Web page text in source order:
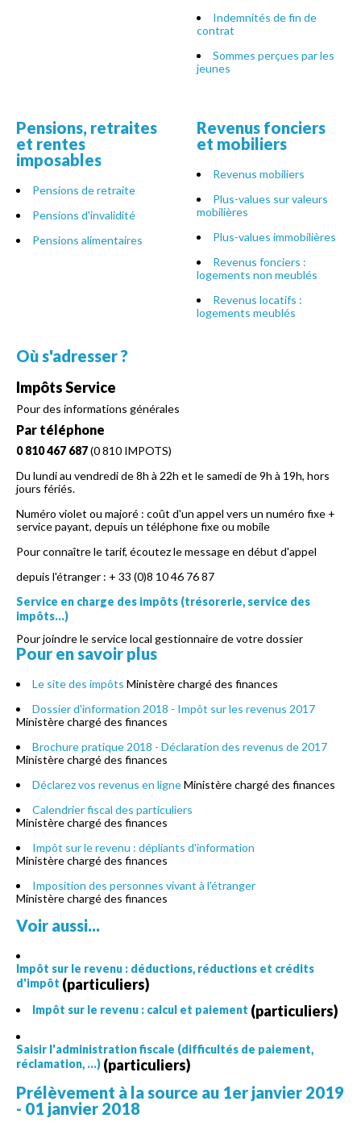
Indemnités de fin de
contrat
Sommes perçues par les
jeunes
Pensions, retraites
et rentes
imposables
Pensions de retraite
Pensions d'invalidité
Pensions alimentaires
Revenus fonciers
et mobiliers
Revenus mobiliers
Plus-values sur valeurs
mobilières
Plus-values immobilières
Revenus fonciers :
logements non meublés
Revenus locatifs :
logements meublés
Où s'adresser ?
Impôts Service
Pour des informations générales
Par téléphone
0 810 467 687(0 810 IMPOTS)
Du lundi au vendredi de 8h à 22h et le samedi de 9h à 19h, hors
jours fériés.
Numéro violet ou majoré : coût d'un appel vers un numéro fixe +
service payant, depuis un téléphone fixe ou mobile
Pour connaître le tarif, écoutez le message en début d'appel
depuis l'étranger : + 33 (0)8 10 46 76 87
Service en charge des impôts (trésorerie, service des
impôts...)
Pour joindre le service local gestionnaire de votre dossier
Pour en savoir plus
Le site des impôts Ministère chargé des finances
Dossier d'information 2018 - Impôt sur les revenus 2017
Ministère chargé des finances
Brochure pratique 2018 - Déclaration des revenus de 2017
Ministère chargé des finances
Déclarez vos revenus en ligneMinistère chargé des finances
Calendrier fiscal des particuliers
Ministère chargé des finances
Impôt sur le revenu : dépliants d'information
Ministère chargé des finances
Imposition des personnes vivant à l'étranger
Ministère chargé des finances
Voir aussi...
Impôt sur le revenu : déductions, réductions et crédits
d'impôt (particuliers)
Impôt sur le revenu : calcul et paiement (particuliers)
Saisir l'administration fiscale (difficultés de paiement,
réclamation, ...) (particuliers)
Prélèvement à la source au 1er janvier 2019
- 01 janvier 2018